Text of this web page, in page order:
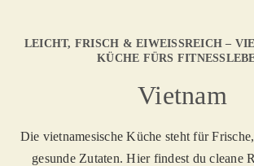
LEICHT, FRISCH & EIWEISSREICH –
ÜCHE FÜRS
Vietnam
Die vietnamesische Küche steht für
gesunde Zutaten. Hier findest du cleane